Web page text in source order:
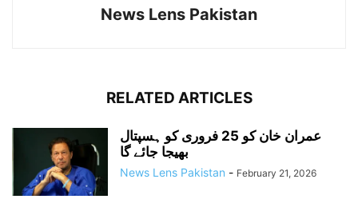
News Lens Pakistan
RELATED ARTICLES
عمران خان کو 25 فروری کو ہسپتال
بھیجا جائے گا
News Lens Pakistan - February 21, 2026